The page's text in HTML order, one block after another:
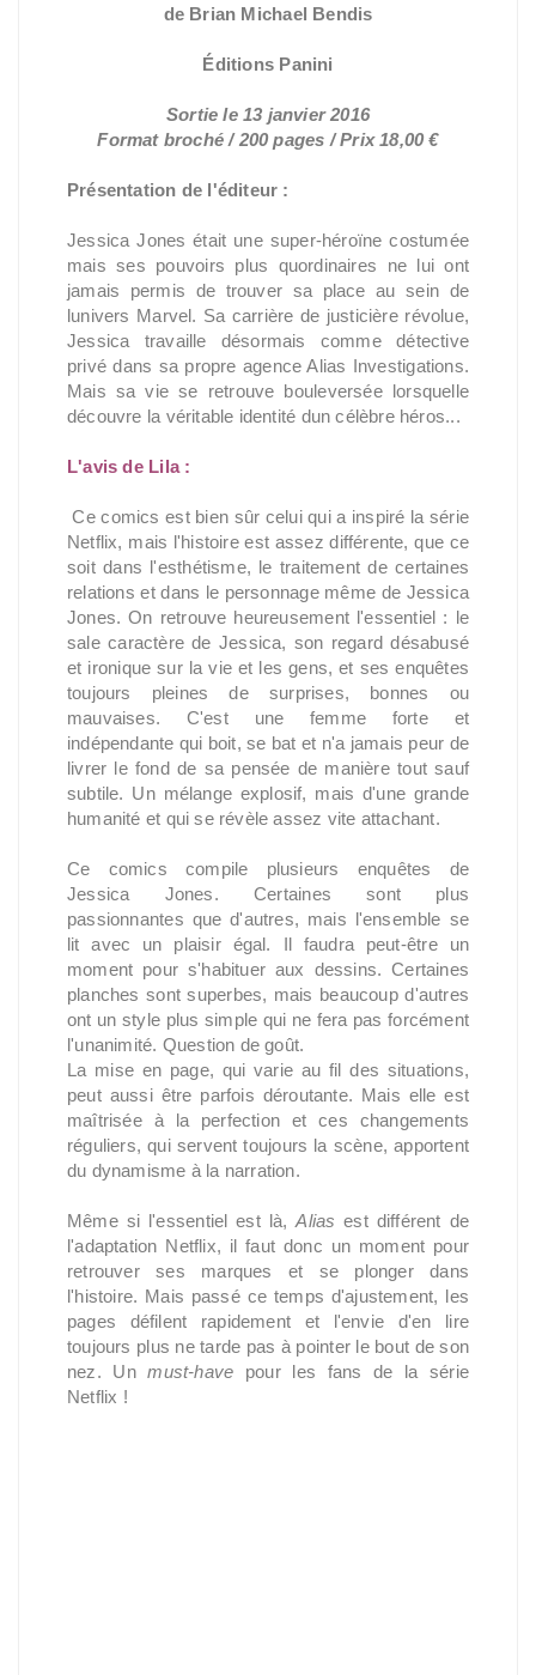
de Brian Michael Bendis
Éditions Panini
Sortie le 13 janvier 2016
Format broché / 200 pages / Prix 18,00 €
Présentation de l'éditeur :
Jessica Jones était une super-héroïne costumée
mais ses pouvoirs plus quordinaires ne lui ont
jamais permis de trouver sa place au sein de
lunivers Marvel. Sa carrière de justicière révolue,
Jessica travaille désormais comme détective
privé dans sa propre agence Alias Investigations.
Mais sa vie se retrouve bouleversée lorsquelle
découvre la véritable identité dun célèbre héros...
L'avis de Lila :
Ce comics est bien sûr celui qui a inspiré la série
Netflix, mais l'histoire est assez différente, que ce
soit dans l'esthétisme, le traitement de certaines
relations et dans le personnage même de Jessica
Jones. On retrouve heureusement l'essentiel : le
sale caractère de Jessica, son regard désabusé
et ironique sur la vie et les gens, et ses enquêtes
toujours pleines de surprises, bonnes ou
mauvaises. C'est une femme forte et
indépendante qui boit, se bat et n'a jamais peur de
livrer le fond de sa pensée de manière tout sauf
subtile. Un mélange explosif, mais d'une grande
humanité et qui se révèle assez vite attachant.
Ce comics compile plusieurs enquêtes de
Jessica Jones. Certaines sont plus
passionnantes que d'autres, mais l'ensemble se
lit avec un plaisir égal. Il faudra peut-être un
moment pour s'habituer aux dessins. Certaines
planches sont superbes, mais beaucoup d'autres
ont un style plus simple qui ne fera pas forcément
l'unanimité. Question de goût.
La mise en page, qui varie au fil des situations,
peut aussi être parfois déroutante. Mais elle est
maîtrisée à la perfection et ces changements
réguliers, qui servent toujours la scène, apportent
du dynamisme à la narration.
Même si l'essentiel est là,Alias est différent de
l'adaptation Netflix, il faut donc un moment pour
retrouver ses marques et se plonger dans
l'histoire. Mais passé ce temps d'ajustement, les
pages défilent rapidement et l'envie d'en lire
toujours plus ne tarde pas à pointer le bout de son
nez. Unmust-have pour les fans de la série
Netflix !